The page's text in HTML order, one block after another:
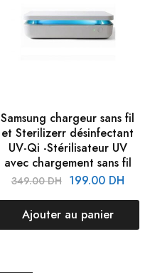
Samsung chargeur sans fil
et Sterilizerr désinfectant
UV-Qi -Stérilisateur UV
avec chargement sans fil
349.00DH 199.00 DH
Ajouter au panier